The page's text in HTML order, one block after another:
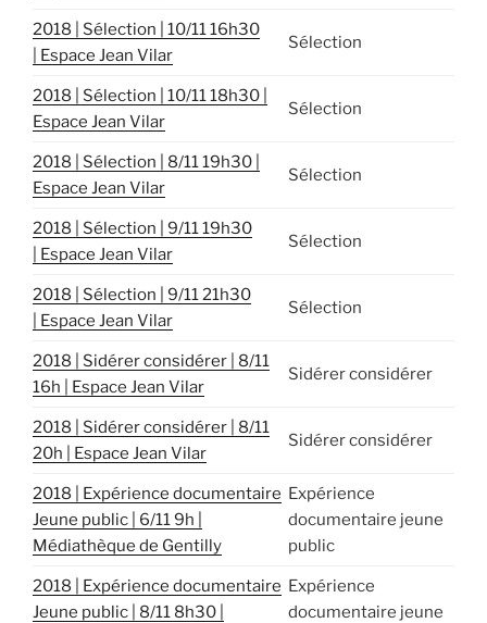
2018 | Sélection | 10/11 16h30
| Espace Jean Vilar
Sélection
2018 | Sélection | 10/11 18h30 |
Espace Jean Vilar
Sélection
2018 | Sélection | 8/11 19h30 |
Espace Jean Vilar
Sélection
2018 | Sélection | 9/11 19h30
| Espace Jean Vilar
Sélection
2018 | Sélection | 9/11 21h30
| Espace Jean Vilar
Sélection
2018 | Sidérer considérer | 8/11
16h | Espace Jean Vilar
Sidérer considérer
2018 | Sidérer considérer | 8/11
20h | Espace Jean Vilar
Sidérer considérer
2018 | Expérience documentaire
Jeune public | 6/11 9h |
Médiathèque de Gentilly
Expérience
documentaire jeune
public
2018 | Expérience documentaire
Jeune public | 8/11 8h30 |
Expérience
documentaire jeune